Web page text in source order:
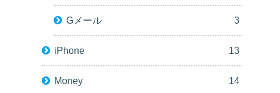
Gメール 3
iPhone 13
Money 14